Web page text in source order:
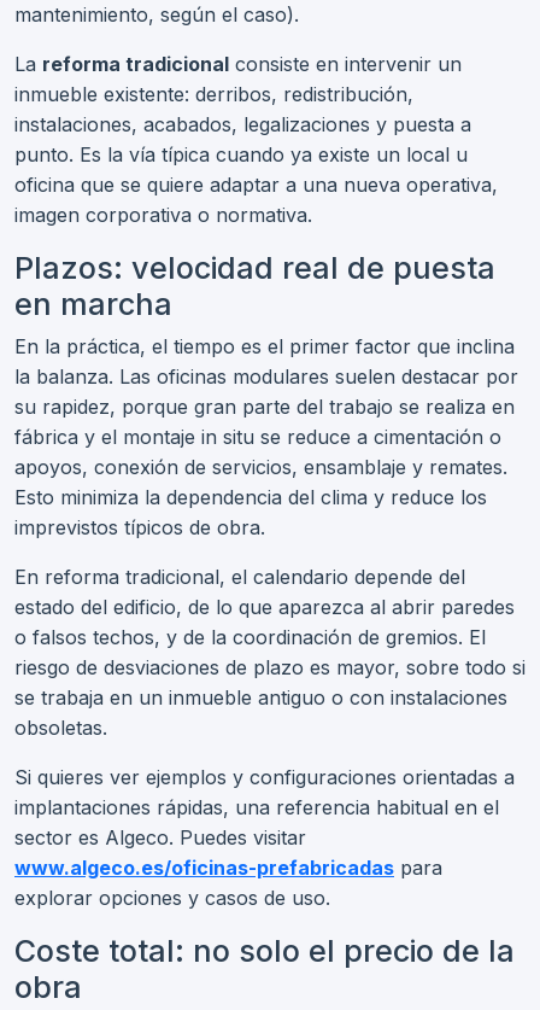
mantenimiento, según el caso).
La reforma tradicional consiste en intervenir un
inmueble existente: derribos, redistribución,
instalaciones, acabados, legalizaciones y puesta a
punto. Es la vía típica cuando ya existe un local u
oficina que se quiere adaptar a una nueva operativa,
imagen corporativa o normativa.
Plazos: velocidad real de puesta
en marcha
En la práctica, el tiempo es el primer factor que inclina
la balanza. Las oficinas modulares suelen destacar por
su rapidez, porque gran parte del trabajo se realiza en
fábrica y el montaje in situ se reduce a cimentación o
apoyos, conexión de servicios, ensamblaje y remates.
Esto minimiza la dependencia del clima y reduce los
imprevistos típicos de obra.
En reforma tradicional, el calendario depende del
estado del edificio, de lo que aparezca al abrir paredes
o falsos techos, y de la coordinación de gremios. El
riesgo de desviaciones de plazo es mayor, sobre todo si
se trabaja en un inmueble antiguo o con instalaciones
obsoletas.
Si quieres ver ejemplos y configuraciones orientadas a
implantaciones rápidas, una referencia habitual en el
sector es Algeco. Puedes visitar
www.algeco.es/oficinas-prefabricadas para
explorar opciones y casos de uso.
Coste total: no solo el precio de la
obra